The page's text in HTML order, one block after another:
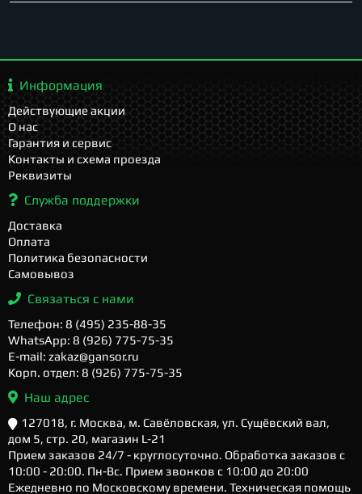
Информация
Действующие акции
О нас
Гарантия и сервис
Контакты и схема проезда
Реквизиты
Служба поддержки
Доставка
Оплата
Политика безопасности
Самовывоз
Связаться с нами
Телефон: 8 (495) 235-88-35
WhatsApp: 8 (926) 775-75-35
E-mail: zakaz@gansor.ru
Корп. отдел: 8 (926) 775-75-35
Наш адрес
127018, г. Москва, м. Савёловская, ул. Сущёвский вал,
дом 5, стр. 20, магазин L-21
Прием заказов 24/7 - круглосуточно. Обработка заказов с
10:00 - 20:00. Пн-Вс. Прием звонков с 10:00 до 20:00
Ежедневно по Московскому времени. Техническая помощь